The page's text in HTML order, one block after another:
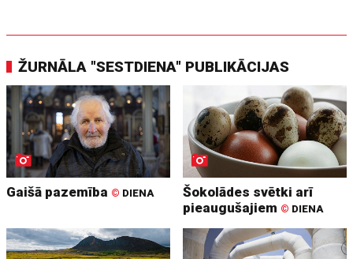
ŽURNĀLA "SESTDIENA" PUBLIKĀCIJAS
Gaišā pazemība © DIENA
Šokolādes svētki arī
pieaugušajiem © DIENA